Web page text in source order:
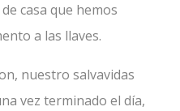
casa que hemos
a las llaves.
nuestro salvavidas
vez terminado el día,